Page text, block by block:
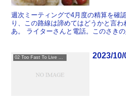
週次ミーティングで4月度の精算を確
り、この路線は諦めてはどうかと言
あ。 ライターさんと電話。このさき
2023/